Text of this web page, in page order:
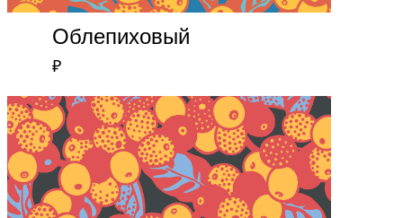
Облепиховый
₽